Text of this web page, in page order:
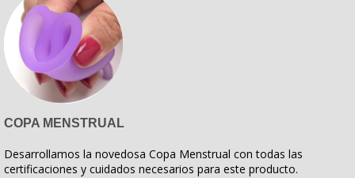
COPA MENSTRUAL
Desarrollamos la novedosa Copa Menstrual con todas las
certificaciones y cuidados necesarios para este producto.